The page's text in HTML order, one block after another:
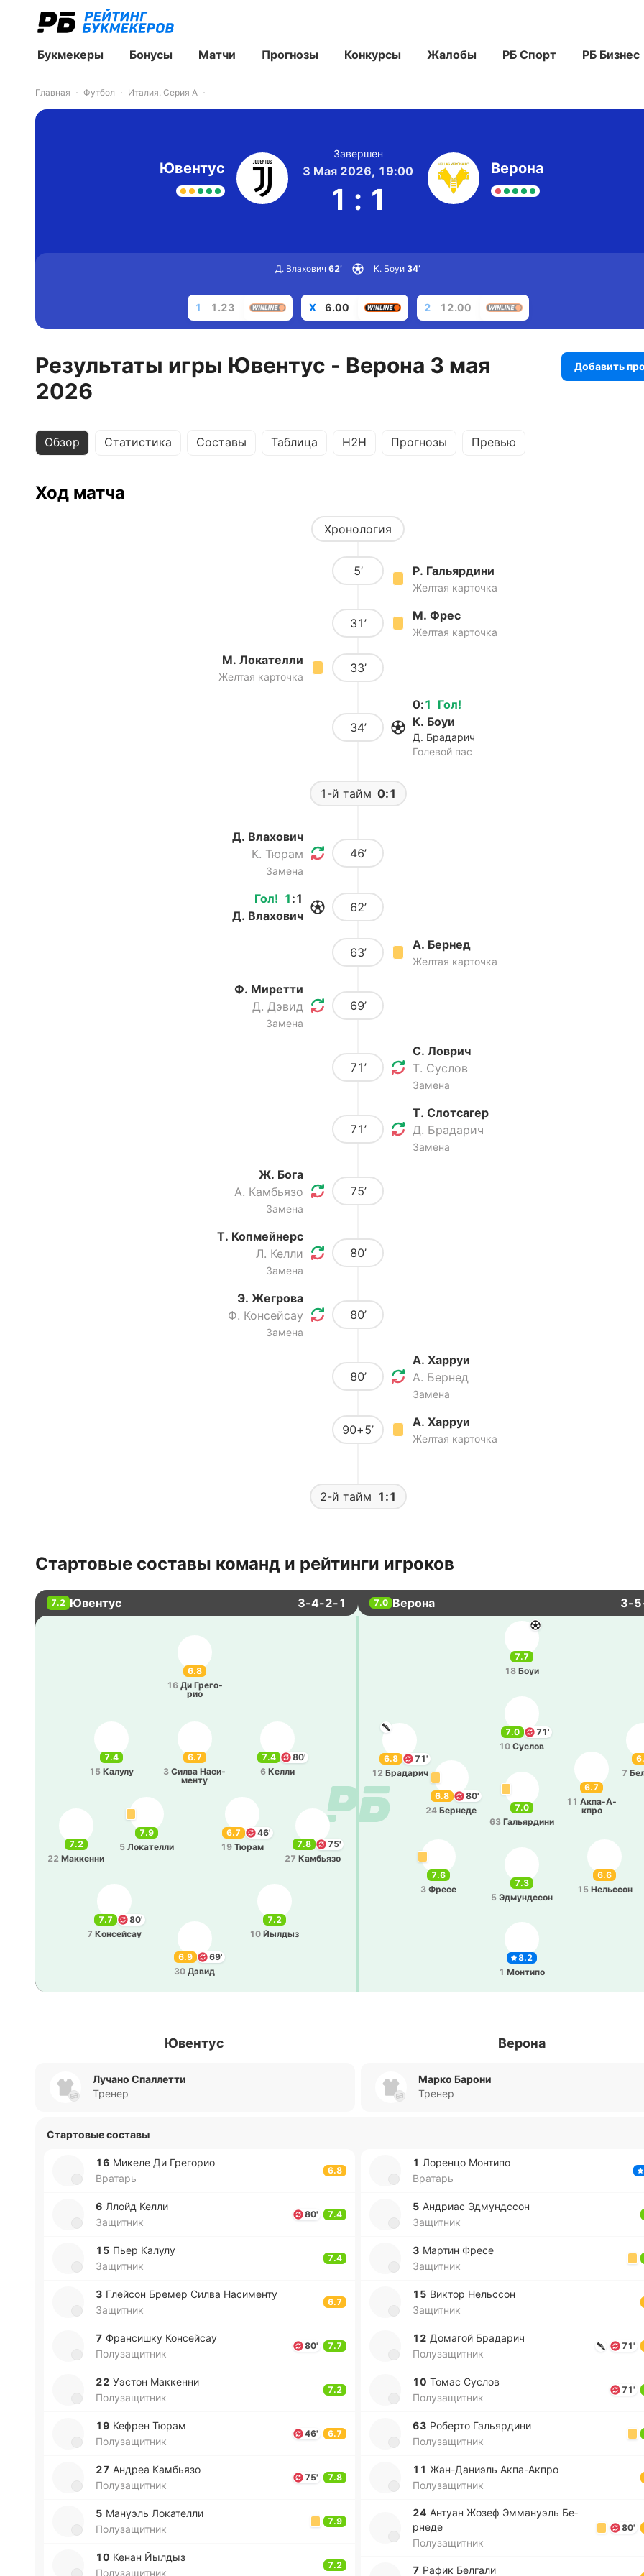
Букмекеры Бонусы Матчи Прогнозы Конкурсы Жалобы РБ Спорт РБ Бизнес
Главная Футбол Италия. Серия А
Ювентус
Завершен
3 Мая 2026, 19:00
1 : 1
Верона
Д. Влахович 62’ К. Боуи 34’
1 1.23 X 6.00 2 12.00
Результаты игры Ювентус - Верона 3 мая
2026
Добавить
Обзор Статистика Составы Таблица H2H Прогнозы Превью
Ход матча
Хронология
5’ Р. Гальярдини
Желтая карточка
31’
М. Фрес
Желтая карточка
М. Локателли
Желтая карточка
33’
34’
Гол!
0:1
К. Боуи
Д. Брадарич
Голевой пас
1-й тайм 0:1
Д. Влахович
К. Тюрам
Замена
46’
Гол! 1 :1
Д. Влахович
62’
63’
А. Бернед
Желтая карточка
Ф. Миретти
Д. Дэвид
Замена
69’
71’
С. Ловрич
Т. Суслов
Замена
71’
Т. Слотсагер
Д. Брадарич
Замена
Ж. Бога
А. Камбьязо
Замена
75’
Т. Копмейнерс
Л. Келли
Замена
80’
Э. Жегрова
Ф. Консейсау
Замена
80’
80’
А. Харруи
А. Бернед
Замена
90+5’
А. Харруи
Желтая карточка
2-й тайм 1:1
Стартовые составы команд и рейтинги игроков
7.2 Ювентус 3-4-2-1 7.0 Верона 3-
6.8
16 Ди Гре­го­
рио
7.4
80'
6 Келли
7.4
15 Калулу
6.7
3 Силва На­си­
ме­нту
7.7
80'
7 Ко­нсей­сау
7.2
22 Ма­кке­нни
6.7
46'
19 Тюрам 7.8
75'
27 Ка­мбья­зо
7.9
5 Ло­ка­те­лли
7.2
10 Йылдыз
6.9
69'
30 Дэвид
8.2
1 Мо­нти­по
7.3
5 Эдму­ндссон
7.6
3 Фресе
6.6
15 Не­льссон
6.8
71'
12 Бра­да­рич
7.0
71'
10 Суслов
7.0
63 Га­лья­рди­ни
6.7
11 Акпа­-А­
кпро
6.8
80'
24 Бе­рне­де
7
7.7
18 Боуи
Ювентус Верона
Лучано Спаллетти
Тренер
Марко Барони
Тренер
Стартовые составы
16 Микеле Ди Гре­го­рио
Вратарь
6.8
6 Ллойд Келли
Защитник
80' 7.4
15 Пьер Калулу
Защитник
7.4
3 Глей­сон Бремер Силва На­си­ме­нту
Защитник
6.7
7 Фра­нси­шку Ко­нсей­сау
Полузащитник
80' 7.7
22 Уэстон Ма­кке­нни
Полузащитник
7.2
19 Кефрен Тюрам
Полузащитник
46' 6.7
27 Андреа Ка­мбья­зо
Полузащитник
75' 7.8
5 Ма­нуэль Ло­ка­те­лли
Полузащитник
7.9
10 Кенан Йылдыз
Полузащитник
7.2
1 Ло­ре­нцо Мо­нти­по
Вратарь
5 Андриас Эдму­ндссон
Защитник
3 Мартин Фресе
Защитник
15 Виктор Не­льссон
Защитник
12 До­ма­гой Бра­да­рич
Полузащитник
71'
10 Томас Суслов
Полузащитник
71'
63 Ро­бе­рто Га­лья­рди­ни
Полузащитник
11 Жа­н-Да­ниэль Акпа­-А­кпро
Полузащитник
24 Антуан Жозеф Эмма­нуэль Бе­
рне­де
Полузащитник
80'
7 Рафик Бе­лга­ли